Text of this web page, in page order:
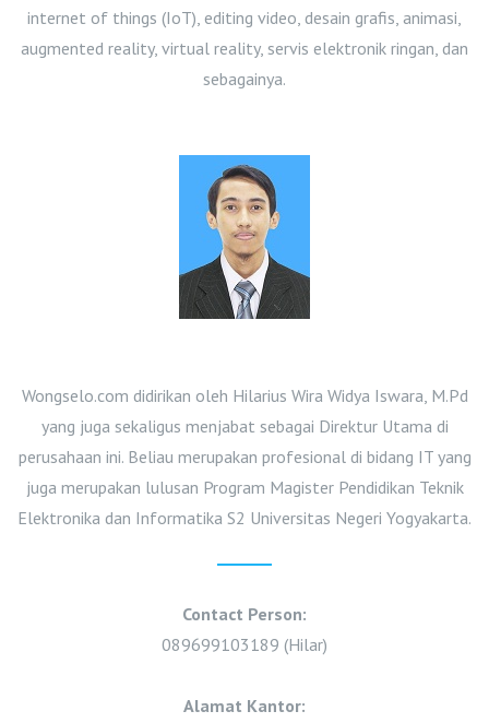
internet of things (IoT), editing video, desain grafis, animasi,
augmented reality, virtual reality, servis elektronik ringan, dan
sebagainya.
Wongselo.com didirikan oleh Hilarius Wira Widya Iswara, M.Pd
yang juga sekaligus menjabat sebagai Direktur Utama di
perusahaan ini. Beliau merupakan profesional di bidang IT yang
juga merupakan lulusan Program Magister Pendidikan Teknik
Elektronika dan Informatika S2 Universitas Negeri Yogyakarta.
Contact Person:
089699103189 (Hilar)
Alamat Kantor: